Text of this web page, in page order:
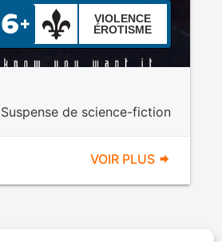
VIOLENCE
ÉROTISME
Suspense de science-fiction
VOIR PLUS